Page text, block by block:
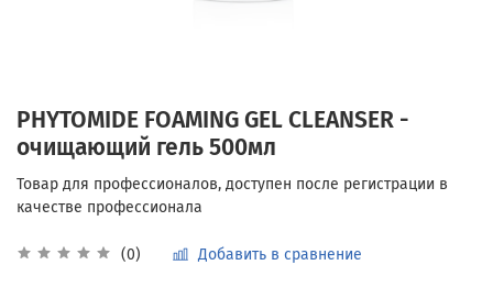
PHYTOMIDE FOAMING GEL CLEANSER -
очищающий гель 500мл
(0) Добавить в сравнение